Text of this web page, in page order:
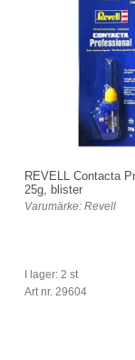
REVELL Contacta
25g, blister
Varumärke: Revell
I lager: 2 st
Art nr. 29604